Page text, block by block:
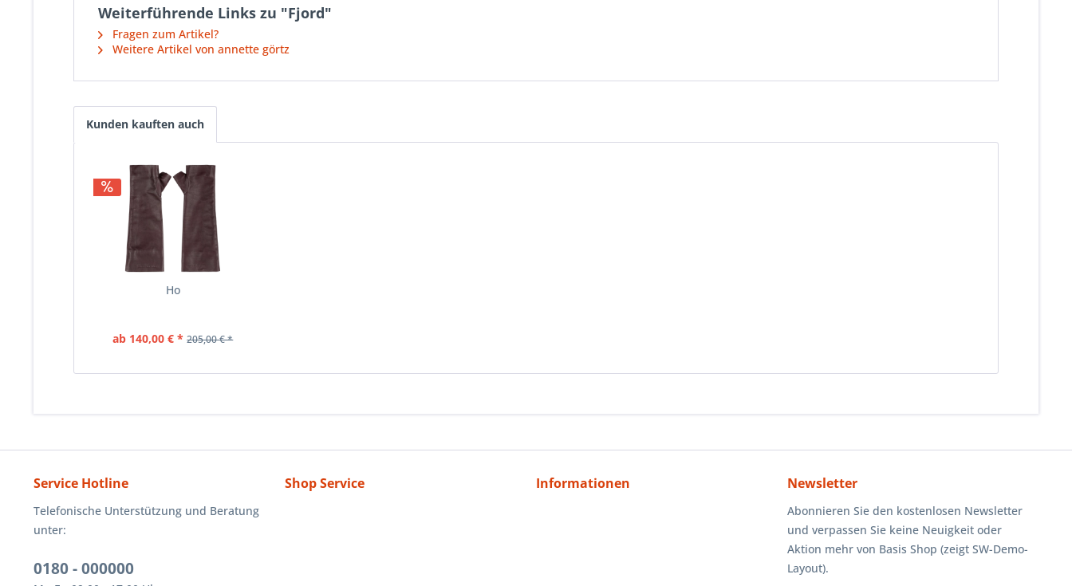
Weiterführende Links zu "Fjord"
Fragen zum Artikel?
Weitere Artikel von annette görtz
Kunden kauften auch
Ho
ab 140,00 € * 205,00 € *
Service Hotline
Telefonische Unterstützung und Beratung
unter:
0180 - 000000
Shop Service Informationen Newsletter
Abonnieren Sie den kostenlosen Newsletter
und verpassen Sie keine Neuigkeit oder
Aktion mehr von Basis Shop (zeigt SW-Demo-
Layout).